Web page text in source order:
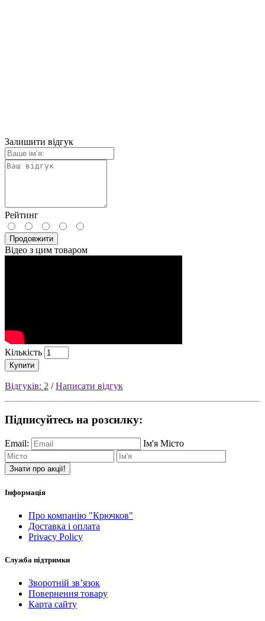
Залишити відгук
Рейтинг
Продовжити
Відео з цим товаром
Кількість
Купити
Відгуків: 2 /Написати відгук
Підписуйтесь на розсилку:
Email: Ім'я Місто
Знати про акції!
Інформація
Про компанію "Крючков"
Доставка і оплата
Privacy Policy
Служба підтримки
Зворотній зв’язок
Повернення товару
Карта сайту